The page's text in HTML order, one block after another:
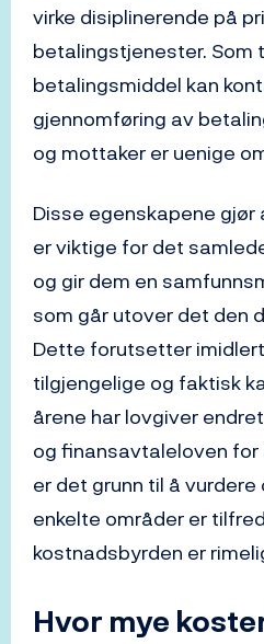
virke disiplinerende på
betalingstjenester. Som
betalingsmiddel kan
gjennomføring av
og mottaker er uenige
Disse egenskapene
er viktige for det
og gir dem en
som går utover det den
Dette forutsetter
tilgjengelige og faktisk
årene har lovgiver
og finansavtaleloven for
er det grunn til å
enkelte områder er
kostnadsbyrden er
Hvor mye